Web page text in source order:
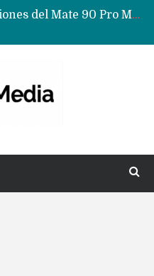
Nuevas filtraciones del Mate 90 Pro Max apuntan a potenciar las cámaras y pantalla OLED doble capa